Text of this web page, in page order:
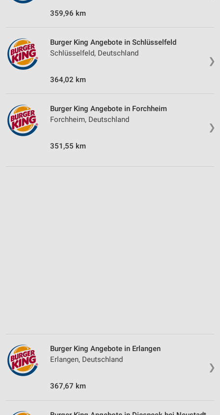
359,96 km
❯
Burger King Angebote in Schlüsselfeld
Schlüsselfeld, Deutschland
364,02 km
❯
Burger King Angebote in Forchheim
Forchheim, Deutschland
351,55 km
❯
Burger King Angebote in Erlangen
Erlangen, Deutschland
367,67 km